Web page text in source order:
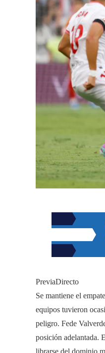
PreviaDirecto
Se mantiene el
equipos tuvieron
peligro. Fede
posición adelantada.
librarse del dominio